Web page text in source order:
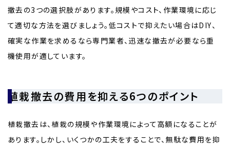
撤去の3つの選択肢があります。規模やコスト、作業環境に応じ
て適切な方法を選びましょう。低コストで抑えたい場合はDIY、
確実な作業を求めるなら専門業者、迅速な撤去が必要なら重
機使用が適しています。
植栽撤去の費用を抑える6つのポイント
植栽撤去は、植栽の規模や作業環境によって高額になることが
あります。しかし、いくつかの工夫をすることで、無駄な費用を抑